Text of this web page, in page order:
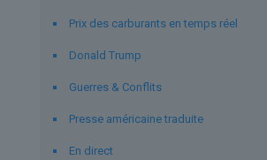
Prix des carburants en temps réel
Donald Trump
Guerres & Conflits
Presse américaine traduite
En direct